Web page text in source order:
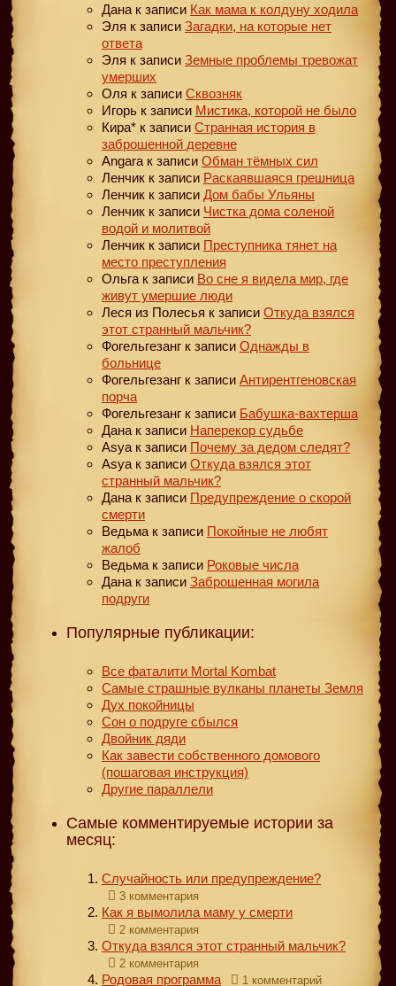
Дана к записи Как мама к колдуну ходила
Эля к записи Загадки, на которые нет
ответа
Эля к записи Земные проблемы тревожат
умерших
Оля к записи Сквозняк
Игорь к записи Мистика, которой не было
Кира* к записи Странная история в
заброшенной деревне
Angara к записи Обман тёмных сил
Ленчик к записи Раскаявшаяся грешница
Ленчик к записи Дом бабы Ульяны
Ленчик к записи Чистка дома соленой
водой и молитвой
Ленчик к записи Преступника тянет на
место преступления
Ольга к записи Во сне я видела мир, где
живут умершие люди
Леся из Полесья к записи Откуда взялся
этот странный мальчик?
Фогельгезанг к записи Однажды в
больнице
Фогельгезанг к записи Антирентгеновская
порча
Фогельгезанг к записи Бабушка-вахтерша
Дана к записи Наперекор судьбе
Asya к записи Почему за дедом следят?
Asya к записи Откуда взялся этот
странный мальчик?
Дана к записи Предупреждение о скорой
смерти
Ведьма к записи Покойные не любят
жалоб
Ведьма к записи Роковые числа
Дана к записи Заброшенная могила
подруги
Популярные публикации:
Все фаталити Mortal Kombat
Самые страшные вулканы планеты Земля
Дух покойницы
Сон о подруге сбылся
Двойник дяди
Как завести собственного домового
(пошаговая инструкция)
Другие параллели
Самые комментируемые истории за
месяц:
Случайность или предупреждение?
3 комментария
Как я вымолила маму у смерти
2 комментария
Откуда взялся этот странный мальчик?
2 комментария
Родовая программа 1 комментарий